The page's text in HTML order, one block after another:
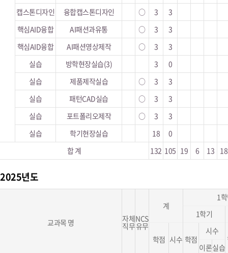
캡스톤디자인
융합캡스톤디자인 ○ 3
3
핵심AID융합
AI패션과유통 ○ 3
3
핵심AID융합
AI패션영상제작 ○ 3
3
실습
방학현장실습(3) 3
0
실습
제품제작실습 ○ 3
3
실습
패턴CAD실습 ○ 3
3
실습
포트폴리오제작 ○ 3
3
실습
학기현장실습 18
0
합 계
132 105 19 6 13 18
2025년도
교과목 명 자체
직무
NCS
유무
계
1
1학기
학점 시수 학점
시수
이론실습